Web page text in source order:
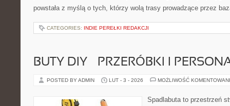
powstała z myślą o tych, którzy wolą trasy prowadzące przez
CATEGORIES: INDIE PEREŁKI REDAKCJI
BUTY DIY – PRZERÓBKI I
POSTED BY ADMIN LUT - 3 - 2026 MOŻLIWOŚĆ
Spadlabuta to przestrzeń